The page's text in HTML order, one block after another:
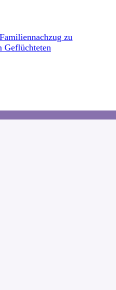
zu
Geflüchteten